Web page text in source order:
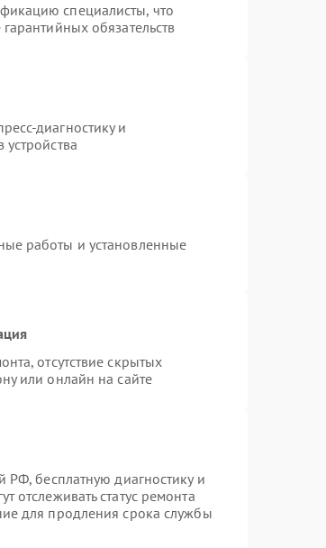
специалисты, что
обязательств
диагностику и
работы и установленные
отсутствие скрытых
или онлайн на сайте
РФ, бесплатную диагностику и
отслеживать статус ремонта
для продления срока службы